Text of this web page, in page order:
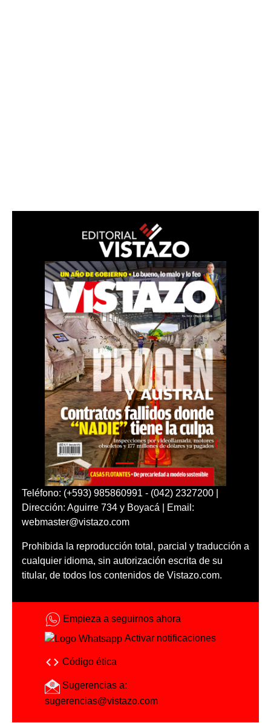
Teléfono: (+593) 985860991 - (042) 2327200 |
Dirección: Aguirre 734 y Boyacá | Email:
webmaster@vistazo.com
Prohibida la reproducción total, parcial y traducción a
cualquier idioma, sin autorización escrita de su
titular, de todos los contenidos de Vistazo.com.
Empieza a seguirnos ahora
Activar notificaciones
Código ética
Sugerencias a:
sugerencias@vistazo.com